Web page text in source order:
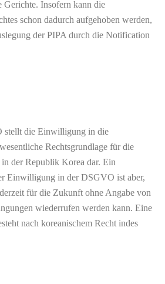
Gerichte. Insofern kann die
schon dadurch aufgehoben werden,
der PIPA durch die Notification
stellt die Einwilligung in die
Rechtsgrundlage für die
der Republik Korea dar. Ein
Einwilligung in der DSGVO ist aber,
für die Zukunft ohne Angabe von
wiederrufen werden kann. Eine
nach koreanischem Recht indes